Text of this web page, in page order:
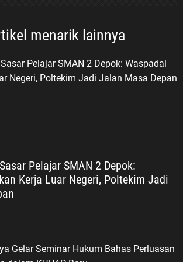
menarik lainnya
Pelajar SMAN 2 Depok:
Kerja Luar Negeri, Poltekim Jadi